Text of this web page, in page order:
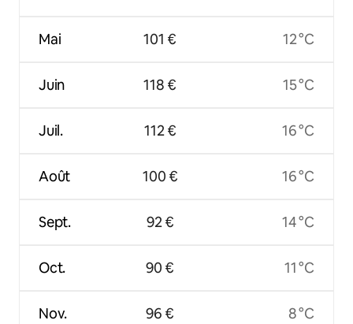
Mai
Juin
Juil.
Août
Sept.
Oct.
Nov.
101 €
118 €
112 €
100 €
92 €
90 €
96 €
12 °C
15 °C
16 °C
16 °C
14 °C
11 °C
8 °C